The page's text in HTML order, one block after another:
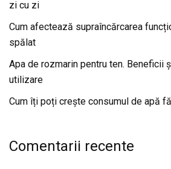
zi cu zi
Cum afectează supraîncărcarea
spălat
Apa de rozmarin pentru ten. Beneficii
utilizare
Cum îți poți crește consumul de apă
Comentarii recente